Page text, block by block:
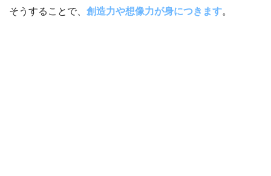
そうすることで、 創造力や想像力が身につきます。